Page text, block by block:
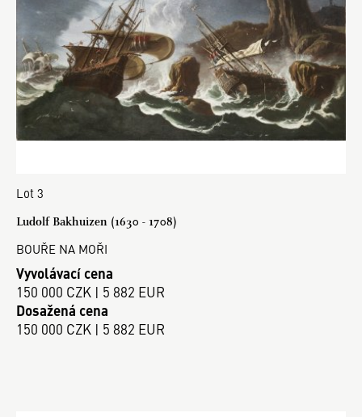
Lot 3
Ludolf Bakhuizen (1630 - 1708)
BOUŘE NA MOŘI
Vyvolávací cena
150 000 CZK | 5 882 EUR
Dosažená cena
150 000 CZK | 5 882 EUR